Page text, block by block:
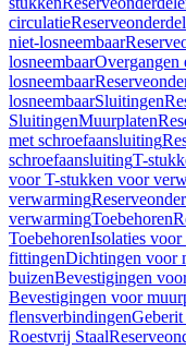
circulatie
niet-losneembaar
losneembaarOvergangen
losneembaar
losneembaarSluitingen
SluitingenMuurplaten
met schroefaansluiting
schroefaansluitingT-
voor T-stukken voor
verwarming
verwarmingToebehoren
ToebehorenIsolaties voor
fittingenDichtingen voor
buizenBevestigingen
Bevestigingen voor
flensverbindingenGeberit
Roestvrij Staal